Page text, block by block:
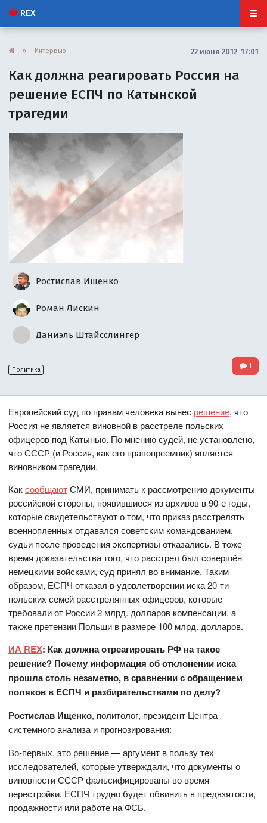
REX
» Интервью 22 июня 2012 17:01
Как должна реагировать Россия на
решение ЕСПЧ по Катынской
трагедии
Ростислав Ищенко
Роман Лискин
Даниэль Штайсслингер
Политика 1
Европейский суд по правам человека вынес решение, что
Россия не является виновной в расстреле польских
офицеров под Катынью. По мнению судей, не установлено,
что СССР (и Россия, как его правопреемник) является
виновником трагедии.
КаксообщаютСМИ, принимать к рассмотрению документы
российской стороны, появившиеся из архивов в 90-е годы,
которые свидетельствуют о том, что приказ расстрелять
военнопленных отдавался советским командованием,
судьи после проведения экспертизы отказались. В тоже
время доказательства того, что расстрел был совершён
немецкими войсками, суд принял во внимание. Таким
образом, ЕСПЧ отказал в удовлетворении иска 20-ти
польских семей расстрелянных офицеров, которые
требовали от России 2 млрд. долларов компенсации, а
также претензии Польши в размере 100 млрд. долларов.
ИА REX: Как должна отреагировать РФ на такое
решение? Почему информация об отклонении иска
прошла столь незаметно, в сравнении с обращением
поляков в ЕСПЧ и разбирательствами по делу?
Ростислав Ищенко, политолог, президент Центра
системного анализа и прогнозирования:
Во-первых, это решение — аргумент в пользу тех
исследователей, которые утверждали, что документы о
виновности СССР фальсифицированы во время
перестройки. ЕСПЧ трудно будет обвинить в предвзятости,
продажности или работе на ФСБ.